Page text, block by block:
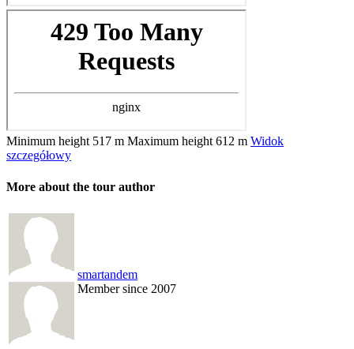
Minimum height 517 m Maximum height 612 m Widok
szczegółowy
More about the tour author
smartandem
Member since 2007